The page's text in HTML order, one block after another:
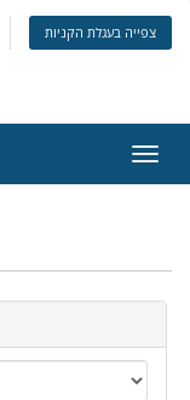
צפייה בעגלת הקניות